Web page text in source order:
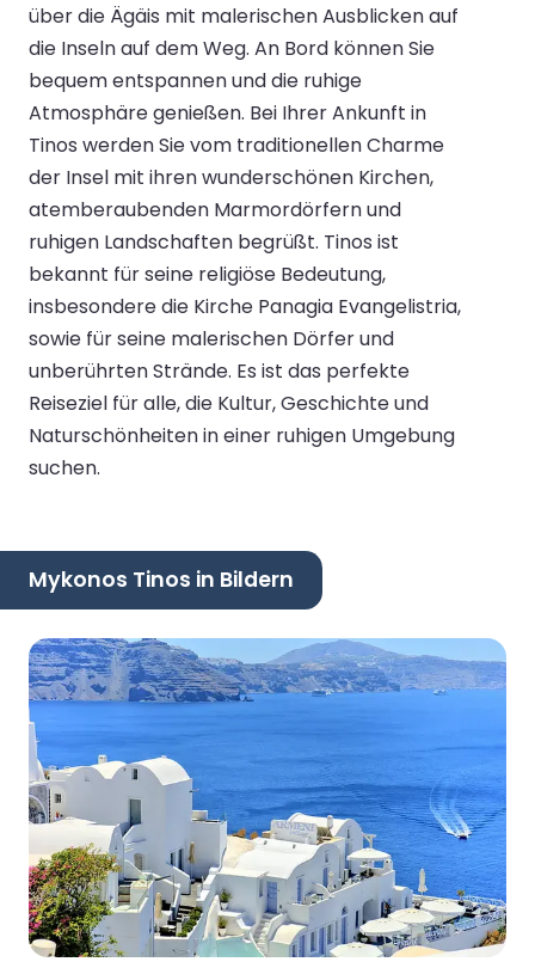
über die Ägäis mit malerischen Ausblicken auf
die Inseln auf dem Weg. An Bord können Sie
bequem entspannen und die ruhige
Atmosphäre genießen. Bei Ihrer Ankunft in
Tinos werden Sie vom traditionellen Charme
der Insel mit ihren wunderschönen Kirchen,
atemberaubenden Marmordörfern und
ruhigen Landschaften begrüßt. Tinos ist
bekannt für seine religiöse Bedeutung,
insbesondere die Kirche Panagia Evangelistria,
sowie für seine malerischen Dörfer und
unberührten Strände. Es ist das perfekte
Reiseziel für alle, die Kultur, Geschichte und
Naturschönheiten in einer ruhigen Umgebung
suchen.
Mykonos Tinos in Bildern